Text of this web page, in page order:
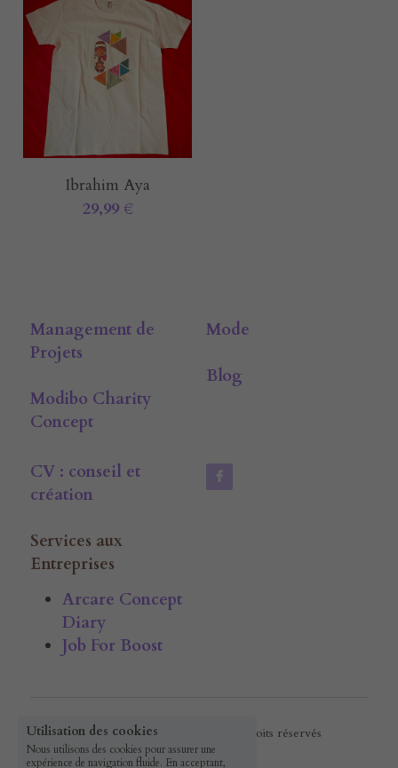
Ibrahim Aya
29,99 €
Management de
Projets
Modibo Charity
Concept
Mode
Blog
CV : conseil et
création
Services aux
Entreprises
Arcare Concept
Diary
Job For Boost
© 2016 ArcareConcept · Tous droits réservés
Utilisation des cookies
Nous utilisons des cookies pour assurer une
expérience de navigation fluide. En acceptant,